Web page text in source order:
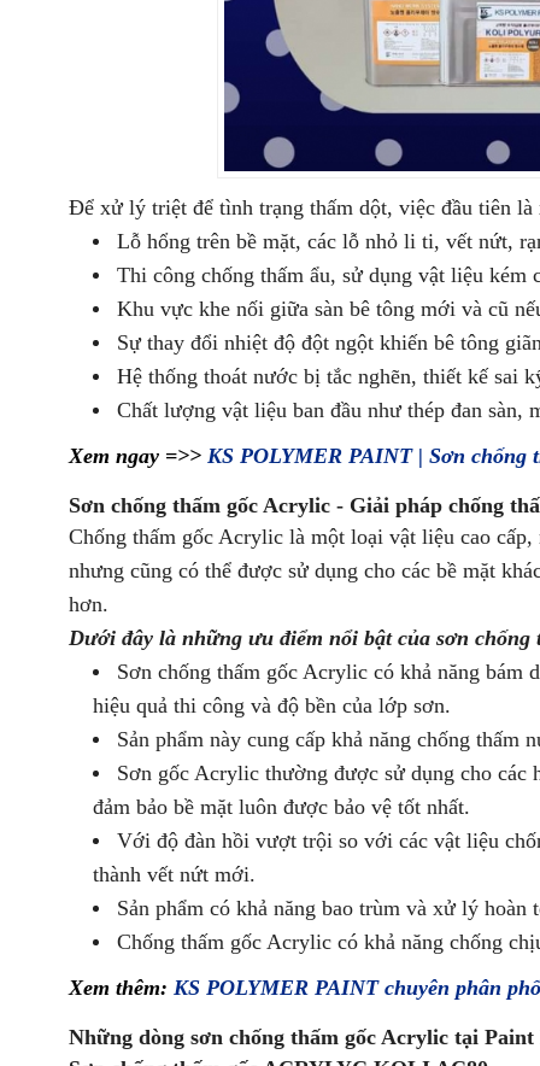
Để xử lý triệt để tình trạng thấm dột, việc đầu tiên
Lỗ hổng trên bề mặt, các lỗ nhỏ li ti, vết nứt,
Thi công chống thấm ẩu, sử dụng vật liệu
Khu vực khe nối giữa sàn bê tông mới và cũ
Sự thay đổi nhiệt độ đột ngột khiến bê tông
Hệ thống thoát nước bị tắc nghẽn, thiết kế sai
Chất lượng vật liệu ban đầu như thép đan sàn,
Xem ngay =>> KS POLYMER PAINT | Sơn chống
Sơn chống thấm gốc Acrylic - Giải pháp chống
Chống thấm gốc Acrylic là một loại vật liệu cao
nhưng cũng có thể được sử dụng cho các bề mặt
hơn.
Dưới đây là những ưu điểm nổi bật của sơn chống
Sơn chống thấm gốc Acrylic có khả năng
hiệu quả thi công và độ bền của lớp sơn.
Sản phẩm này cung cấp khả năng chống
Sơn gốc Acrylic thường được sử dụng cho các
đảm bảo bề mặt luôn được bảo vệ tốt nhất.
Với độ đàn hồi vượt trội so với các vật liệu
thành vết nứt mới.
Sản phẩm có khả năng bao trùm và xử lý
Chống thấm gốc Acrylic có khả năng chống
Xem thêm: KS POLYMER PAINT chuyên phân
Những dòng sơn chống thấm gốc Acrylic tại